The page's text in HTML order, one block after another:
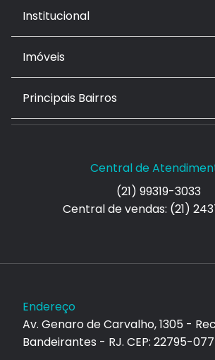
Institucional
Imóveis
Principais Bairros
Central de
(21) 99319-3033
Central de vendas: (21)
Endereço
Av. Genaro de Carvalho, 1305 -
Bandeirantes - RJ. CEP: 22795-077